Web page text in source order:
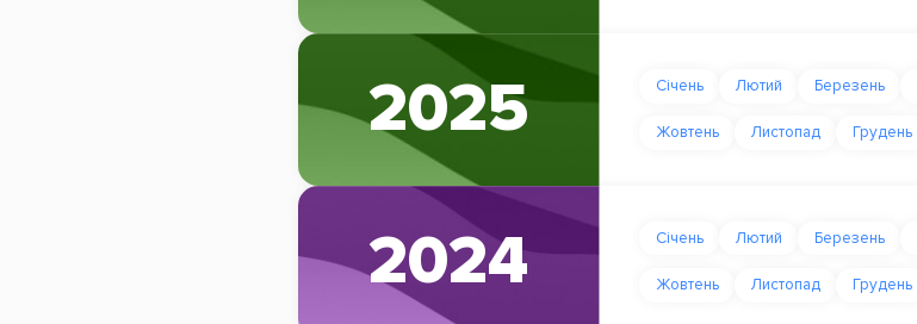
2025 Січень Лютий Березень
Жовтень Листопад Грудень
2024 Січень Лютий Березень
Жовтень Листопад Грудень